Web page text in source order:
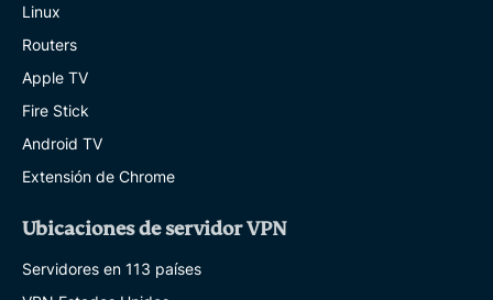
Linux
Routers
Apple TV
Fire Stick
Android TV
Extensión de Chrome
Ubicaciones de servidor VPN
Servidores en 113 países